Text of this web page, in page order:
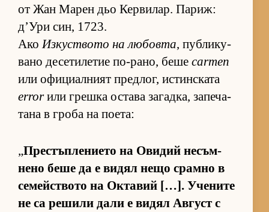
от Жан Ма­рен дьо Кер­ви­лар. Па­риж:
д’Ури син, 1723.
АкоИз­кус­т­вото на лю­бовта, пуб­ли­ку­
вано де­се­ти­ле­тие по-ра­но, беше carmen
или офи­ци­ал­ният пред­лог, ис­тин­с­ката
errorили грешка ос­тава за­гад­ка, за­пе­ча­
тана в гроба на по­е­та:
„Прес­тъп­ле­ни­ето на Ови­дий не­съм­
нено беше да е ви­дял нещо срамно в
се­мейс­т­вото на Ок­та­вий […]. Уче­ните
не са ре­шили дали е ви­дял Ав­густ с